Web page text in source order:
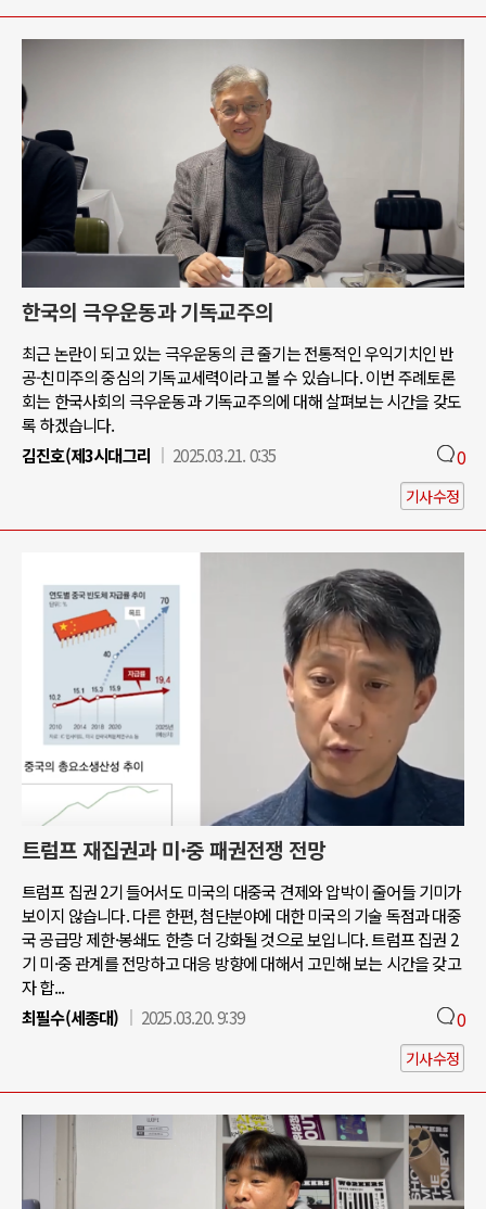
한국의 극우운동과 기독교주의
최근 논란이 되고 있는 극우운동의 큰 줄기는 전통적인 우익기치인 반
공-친미주의 중심의 기독교세력이라고 볼 수 있습니다. 이번 주례토론
회는 한국사회의 극우운동과 기독교주의에 대해 살펴보는 시간을 갖도
록 하겠습니다.
김진호(제3시대그리
2025.03.21. 0:35 0
기사수정
트럼프 재집권과 미·중 패권전쟁 전망
트럼프 집권 2기 들어서도 미국의 대중국 견제와 압박이 줄어들 기미가
보이지 않습니다. 다른 한편, 첨단분야에 대한 미국의 기술 독점과 대중
국 공급망 제한·봉쇄도 한층 더 강화될 것으로 보입니다. 트럼프 집권 2
기 미·중 관계를 전망하고 대응 방향에 대해서 고민해 보는 시간을 갖고
자 합...
최필수(세종대)
2025.03.20. 9:39 0
기사수정